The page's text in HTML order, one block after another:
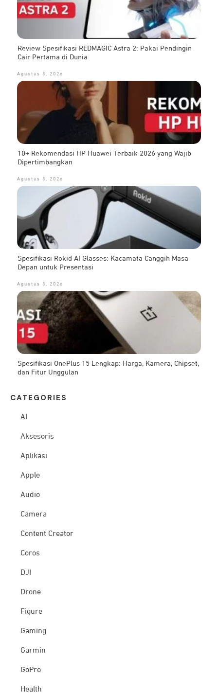
Review Spesifikasi REDMAGIC Astra 2: Pakai Pendingin
Cair Pertama di Dunia
Agustus 3, 2026
10+ Rekomendasi HP Huawei Terbaik 2026 yang Wajib
Dipertimbangkan
Agustus 3, 2026
Spesifikasi Rokid AI Glasses: Kacamata Canggih Masa
Depan untuk Presentasi
Agustus 3, 2026
Spesifikasi OnePlus 15 Lengkap: Harga, Kamera, Chipset,
dan Fitur Unggulan
CATEG ORIES
AI
Aksesoris
Aplikasi
Apple
Audio
Camera
Content Creator
Coros
DJI
Drone
Figure
Gaming
Garmin
GoPro
Health